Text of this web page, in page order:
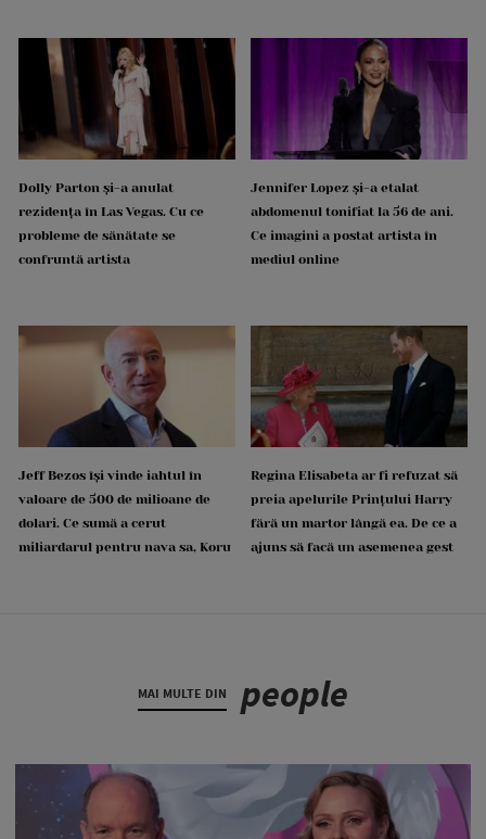
Dolly Parton și-a anulat
rezidența în Las Vegas. Cu ce
probleme de sănătate se
confruntă artista
Jennifer Lopez și-a etalat
abdomenul tonifiat la 56 de ani.
Ce imagini a postat artista în
mediul online
Jeff Bezos își vinde iahtul în
valoare de 500 de milioane de
dolari. Ce sumă a cerut
miliardarul pentru nava sa, Koru
Regina Elisabeta ar fi refuzat să
preia apelurile Prințului Harry
fără un martor lângă ea. De ce a
ajuns să facă un asemenea gest
MAI MULTE DIN people